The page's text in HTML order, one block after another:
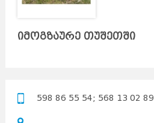
იმოგზაურე თუშეთში
598 86 55 54; 568 13 02 89